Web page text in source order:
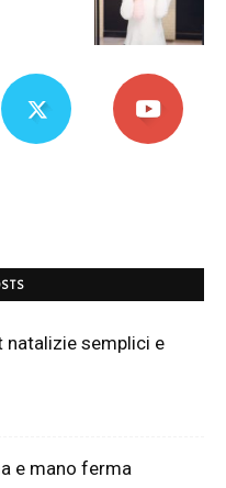
natalizie semplici e
e mano ferma